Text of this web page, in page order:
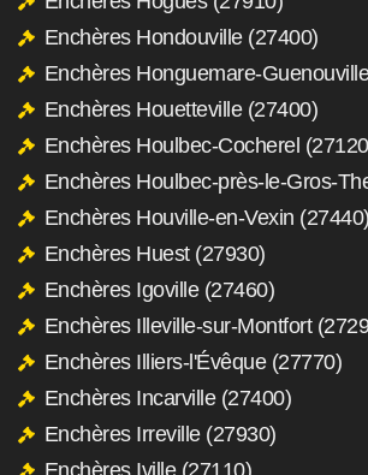
Enchères Hondouville (27400)
Enchères Honguemare-
Enchères Houetteville (27400)
Enchères Houlbec-Cocherel
Enchères Houlbec-près-le-Gros-
Enchères Houville-en-Vexin (27440)
Enchères Huest (27930)
Enchères Igoville (27460)
Enchères Illeville-sur-Montfort
Enchères Illiers-l'Évêque (27770)
Enchères Incarville (27400)
Enchères Irreville (27930)
Enchères Iville (27110)